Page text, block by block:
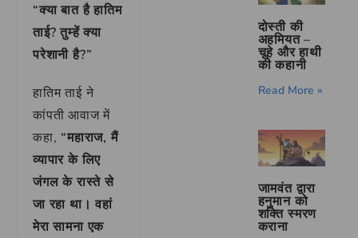
“क्या बात है हातिम
ताई? तुम्हें क्या
परेशानी है?”
हातिम ताई ने
कांपती आवाज में
कहा, “महाराज, मैं
व्यापार के लिए
जंगल के रास्ते से
जा रहा था। वहां
मेरा सामना एक
दोस्ती की
अहमियत –
चूहे और हाथी
की कहानी
Read More »
जामवंत द्वारा
हनुमान को
शक्ति स्मरण
कराना